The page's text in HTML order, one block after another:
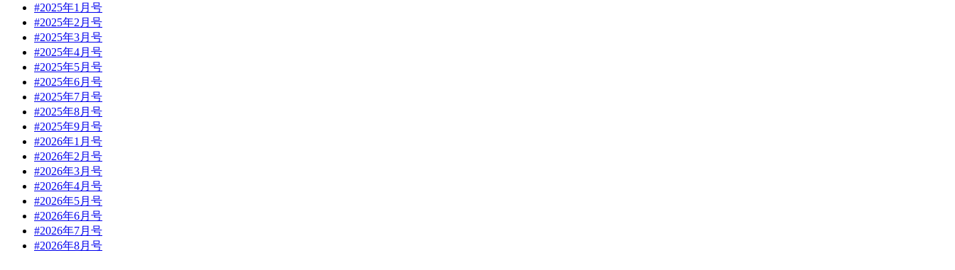
#2025年1月号
#2025年2月号
#2025年3月号
#2025年4月号
#2025年5月号
#2025年6月号
#2025年7月号
#2025年8月号
#2025年9月号
#2026年1月号
#2026年2月号
#2026年3月号
#2026年4月号
#2026年5月号
#2026年6月号
#2026年7月号
#2026年8月号